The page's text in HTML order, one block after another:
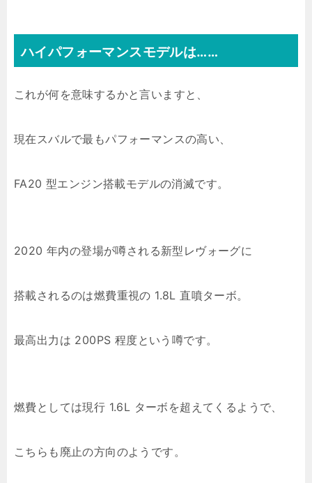
ハイパフォーマンスモデルは……
これが何を意味するかと言いますと、
現在スバルで最もパフォーマンスの高い、
FA20 型エンジン搭載モデルの消滅です。
2020 年内の登場が噂される新型レヴォーグに
搭載されるのは燃費重視の 1.8L 直噴ターボ。
最高出力は 200PS 程度という噂です。
燃費としては現行 1.6L ターボを超えてくるようで、
こちらも廃止の方向のようです。